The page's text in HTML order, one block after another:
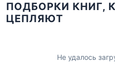
ПОДБОРКИ КНИГ,
ЦЕПЛЯЮТ
Не удалось